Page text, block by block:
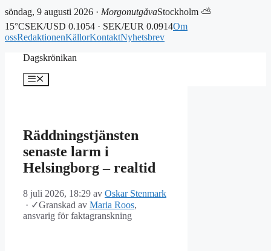
söndag, 9 augusti 2026 · MorgonutgåvaStockholm ⛅
15°CSEK/USD 0.1054 · SEK/EUR 0.0914Om
ossRedaktionenKällorKontaktNyhetsbrev
Dagskrönikan
Meny
Räddningstjänsten
senaste larm i
Helsingborg – realtid
8 juli 2026, 18:29 av Oskar Stenmark
· ✓Granskad av Maria Roos,
ansvarig för faktagranskning